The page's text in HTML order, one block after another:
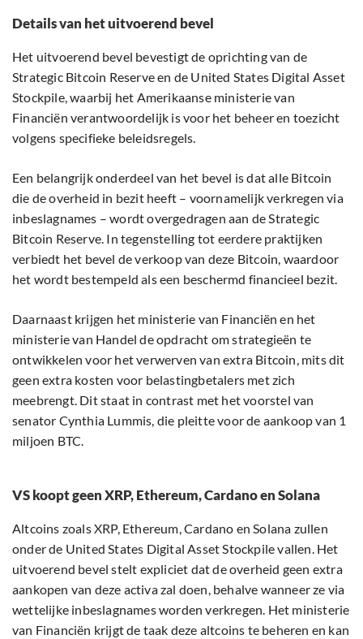
Details van het uitvoerend bevel
Het uitvoerend bevel bevestigt de oprichting van de
Strategic Bitcoin Reserve en de United States Digital Asset
Stockpile, waarbij het Amerikaanse ministerie van
Financiën verantwoordelijk is voor het beheer en toezicht
volgens specifieke beleidsregels.
Een belangrijk onderdeel van het bevel is dat alle Bitcoin
die de overheid in bezit heeft – voornamelijk verkregen via
inbeslagnames – wordt overgedragen aan de Strategic
Bitcoin Reserve. In tegenstelling tot eerdere praktijken
verbiedt het bevel de verkoop van deze Bitcoin, waardoor
het wordt bestempeld als een beschermd financieel bezit.
Daarnaast krijgen het ministerie van Financiën en het
ministerie van Handel de opdracht om strategieën te
ontwikkelen voor het verwerven van extra Bitcoin, mits dit
geen extra kosten voor belastingbetalers met zich
meebrengt. Dit staat in contrast met het voorstel van
senator Cynthia Lummis, die pleitte voor de aankoop van 1
miljoen BTC.
VS koopt geen XRP, Ethereum, Cardano en Solana
Altcoins zoals XRP, Ethereum, Cardano en Solana zullen
onder de United States Digital Asset Stockpile vallen. Het
uitvoerend bevel stelt expliciet dat de overheid geen extra
aankopen van deze activa zal doen, behalve wanneer ze via
wettelijke inbeslagnames worden verkregen. Het ministerie
van Financiën krijgt de taak deze altcoins te beheren en kan